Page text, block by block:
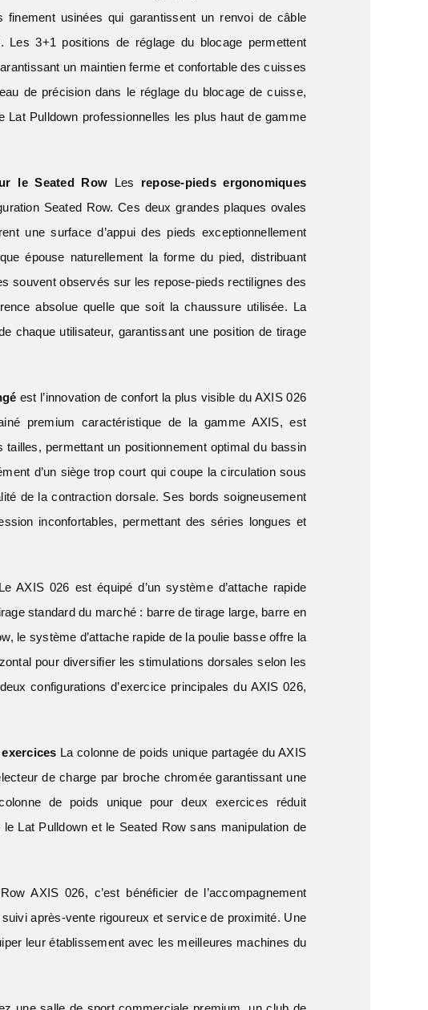
finement usinées qui garantissent un renvoi de câble
Les 3+1 positions de réglage du blocage permettent
un maintien ferme et confortable des cuisses
de précision dans le réglage du blocage de cuisse,
Pulldown professionnelles les plus haut de gamme
le Seated Row Les repose-pieds ergonomiques
Seated Row. Ces deux grandes plaques ovales
une surface d’appui des pieds exceptionnellement
épouse naturellement la forme du pied, distribuant
souvent observés sur les repose-pieds rectilignes des
absolue quelle que soit la chaussure utilisée. La
chaque utilisateur, garantissant une position de tirage
est l’innovation de confort la plus visible du AXIS 026
premium caractéristique de la gamme AXIS, est
permettant un positionnement optimal du bassin
d’un siège trop court qui coupe la circulation sous
de la contraction dorsale. Ses bords soigneusement
inconfortables, permettant des séries longues et
AXIS 026 est équipé d’un système d’attache rapide
standard du marché : barre de tirage large, barre en
le système d’attache rapide de la poulie basse offre la
pour diversifier les stimulations dorsales selon les
configurations d’exercice principales du AXIS 026,
La colonne de poids unique partagée du AXIS
de charge par broche chromée garantissant une
de poids unique pour deux exercices réduit
Lat Pulldown et le Seated Row sans manipulation de
AXIS 026, c’est bénéficier de l’accompagnement
après-vente rigoureux et service de proximité. Une
leur établissement avec les meilleures machines du